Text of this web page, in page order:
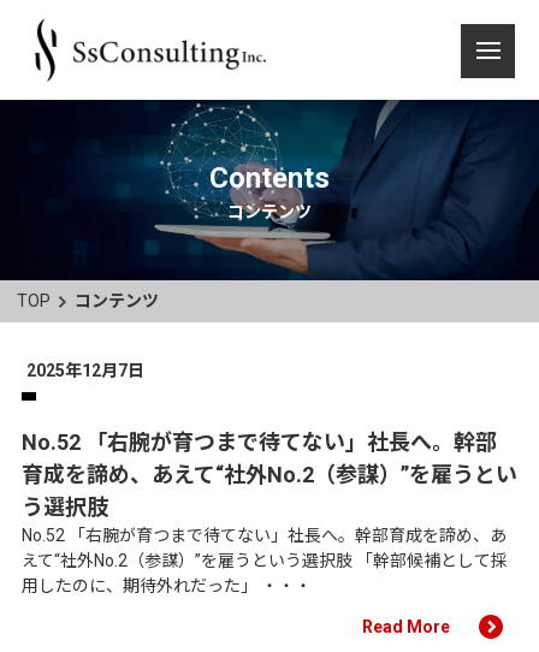
Contents
コンテンツ
TOP コンテンツ
2025年12月7日
No.52 「右腕が育つまで待てない」社長へ。幹部
育成を諦め、あえて“社外No.2（参謀）”を雇うとい
う選択肢
No.52 「右腕が育つまで待てない」社長へ。幹部育成を諦め、あ
えて“社外No.2（参謀）”を雇うという選択肢 「幹部候補として採
用したのに、期待外れだった」 ・・・
Read More